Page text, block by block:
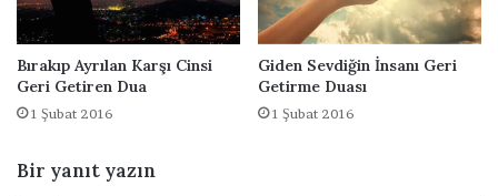
Bırakıp Ayrılan Karşı Cinsi
Geri Getiren Dua
1 Şubat 2016
Giden Sevdiğin İnsanı Geri
Getirme Duası
1 Şubat 2016
Bir yanıt yazın